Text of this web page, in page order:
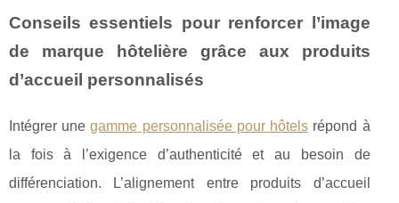
Conseils essentiels pour renforcer l’image
de marque hôtelière grâce aux produits
d’accueil personnalisés
Intégrer unegamme personnalisée pour hôtels répond à
la fois à l’exigence d’authenticité et au besoin de
différenciation. L’alignement entre produits d’accueil